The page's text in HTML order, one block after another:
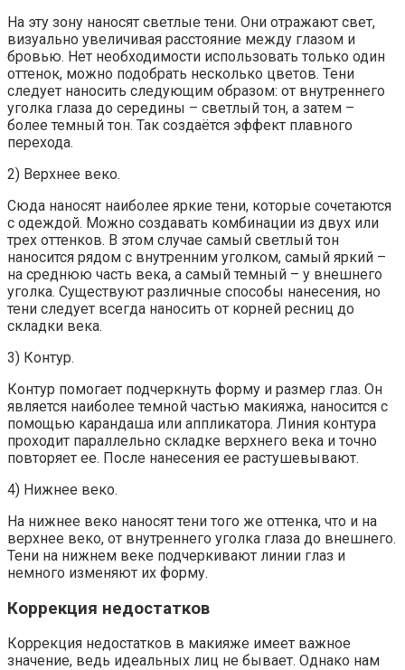
На эту зону наносят светлые тени. Они отражают свет,
визуально увеличивая расстояние между глазом и
бровью. Нет необходимости использовать только один
оттенок, можно подобрать несколько цветов. Тени
следует наносить следующим образом: от внутреннего
уголка глаза до середины – светлый тон, а затем –
более темный тон. Так создаётся эффект плавного
перехода.
2) Верхнее веко.
Сюда наносят наиболее яркие тени, которые сочетаются
с одеждой. Можно создавать комбинации из двух или
трех оттенков. В этом случае самый светлый тон
наносится рядом с внутренним уголком, самый яркий –
на среднюю часть века, а самый темный – у внешнего
уголка. Существуют различные способы нанесения, но
тени следует всегда наносить от корней ресниц до
складки века.
3) Контур.
Контур помогает подчеркнуть форму и размер глаз. Он
является наиболее темной частью макияжа, наносится с
помощью карандаша или аппликатора. Линия контура
проходит параллельно складке верхнего века и точно
повторяет ее. После нанесения ее растушевывают.
4) Нижнее веко.
На нижнее веко наносят тени того же оттенка, что и на
верхнее веко, от внутреннего уголка глаза до внешнего.
Тени на нижнем веке подчеркивают линии глаз и
немного изменяют их форму.
Коррекция недостатков
Коррекция недостатков в макияже имеет важное
значение, ведь идеальных лиц не бывает. Однако нам